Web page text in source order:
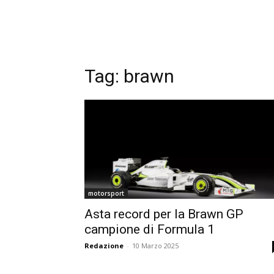
Tag: brawn
motorsport
Asta record per la Brawn GP
campione di Formula 1
Redazione - 10 Marzo 2025